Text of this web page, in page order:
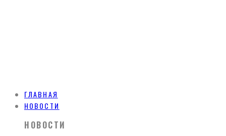
ГЛАВНАЯ
НОВОСТИ
НОВОСТИ